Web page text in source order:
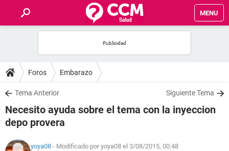
MENU
FOROS
SALUD
FAMILIA
NUTRICIÓN
Foros Embarazo
Tema Anterior Siguiente Tema
Necesito ayuda sobre el tema con la inyeccion
depo provera
yoya08 - Modificado por yoya08 el 3/08/2015, 00:48